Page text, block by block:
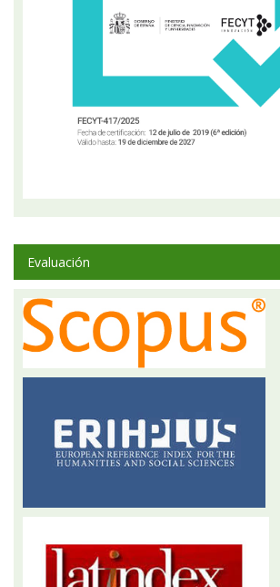
Evaluación